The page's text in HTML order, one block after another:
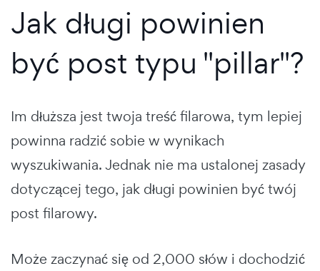
Jak długi powinien
być post typu "pillar"?
Im dłuższa jest twoja treść filarowa, tym lepiej
powinna radzić sobie w wynikach
wyszukiwania. Jednak nie ma ustalonej zasady
dotyczącej tego, jak długi powinien być twój
post filarowy.
Może zaczynać się od 2,000 słów i dochodzić